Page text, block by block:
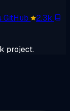
2.3k
project.